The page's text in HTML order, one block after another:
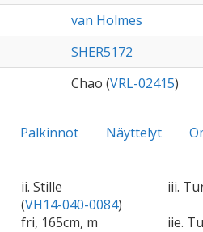
van Holmes
SHER5172
Chao (VRL-02415)
Palkinnot Näyttelyt
ii. Stille
(VH14-040-0084)
fri, 165cm, m
iii.
iie.